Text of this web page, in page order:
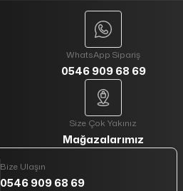
WhatsApp Sipariş
0546 909 68 69
Size Çok Yakınız
Mağazalarımız
Bize Ulaşın
0546 909 68 69